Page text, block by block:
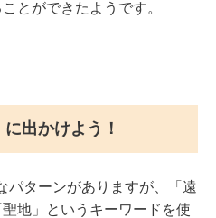
とができたようです。
出かけよう！
パターンがありますが、「遠
地」というキーワードを使